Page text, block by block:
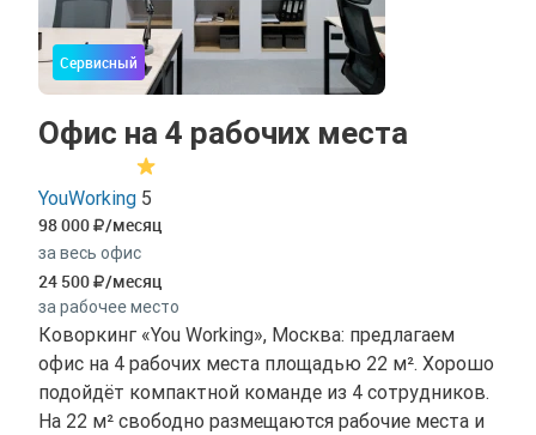
Сервисный
Офис на 4 рабочих места
YouWorking 5
98 000 /месяц
за весь офис
24 500 /месяц
за рабочее место
Коворкинг «You Working», Москва: предлагаем
офис на 4 рабочих места площадью 22 м². Хорошо
подойдёт компактной команде из 4 сотрудников.
На 22 м² свободно размещаются рабочие места и